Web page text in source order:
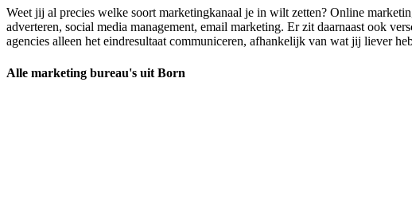
Weet jij al precies welke soort marketingkanaal je in wilt zetten? Online
adverteren, social media management, email marketing. Er zit daarnaast ook
agencies alleen het eindresultaat communiceren, afhankelijk van wat jij liever
Alle marketing bureau's uit Born